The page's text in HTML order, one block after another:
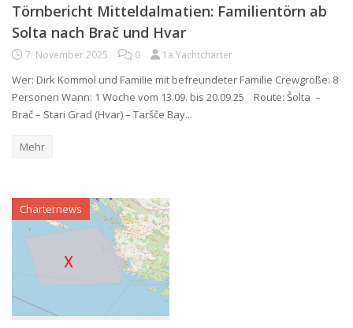
Törnbericht Mitteldalmatien: Familientörn ab
Solta nach Brač und Hvar
7. November 2025 0 1a Yachtcharter
Wer: Dirk Kommol und Familie mit befreundeter Familie Crewgröße: 8
Personen Wann: 1 Woche vom 13.09. bis 20.09.25 Route: Šolta –
Brač – Stari Grad (Hvar) – Taršče Bay...
Mehr
Charternews